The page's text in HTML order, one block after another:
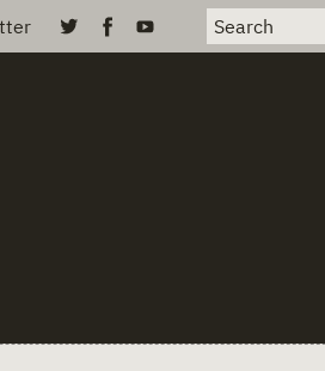
Search for: